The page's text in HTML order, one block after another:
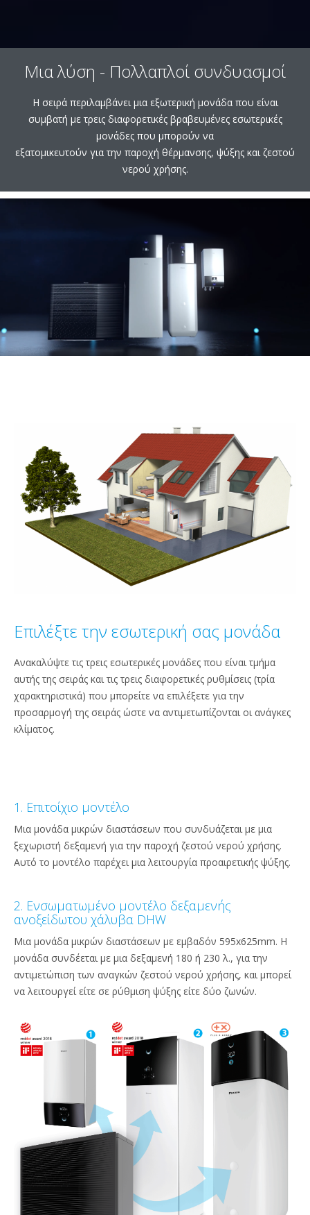
Μια λύση - Πολλαπλοί συνδυασμοί
Η σειρά περιλαμβάνει μια εξωτερική μονάδα που είναι
συμβατή με τρεις διαφορετικές βραβευμένες εσωτερικές
μονάδες που μπορούν να
εξατομικευτούν για την παροχή θέρμανσης, ψύξης και ζεστού
νερού χρήσης.
Επιλέξτε την εσωτερική σας μονάδα
Ανακαλύψτε τις τρεις εσωτερικές μονάδες που είναι τμήμα
αυτής της σειράς και τις τρεις διαφορετικές ρυθμίσεις (τρία
χαρακτηριστικά) που μπορείτε να επιλέξετε για την
προσαρμογή της σειράς ώστε να αντιμετωπίζονται οι ανάγκες
κλίματος.
1. Επιτοίχιο μοντέλο
Μια μονάδα μικρών διαστάσεων που συνδυάζεται με μια
ξεχωριστή δεξαμενή για την παροχή ζεστού νερού χρήσης.
Αυτό το μοντέλο παρέχει μια λειτουργία προαιρετικής ψύξης.
2. Ενσωματωμένο μοντέλο δεξαμενής
ανοξείδωτου χάλυβα DHW
Μια μονάδα μικρών διαστάσεων με εμβαδόν 595x625mm. Η
μονάδα συνδέεται με μια δεξαμενή 180 ή 230 λ., για την
αντιμετώπιση των αναγκών ζεστού νερού χρήσης, και μπορεί
να λειτουργεί είτε σε ρύθμιση ψύξης είτε δύο ζωνών.